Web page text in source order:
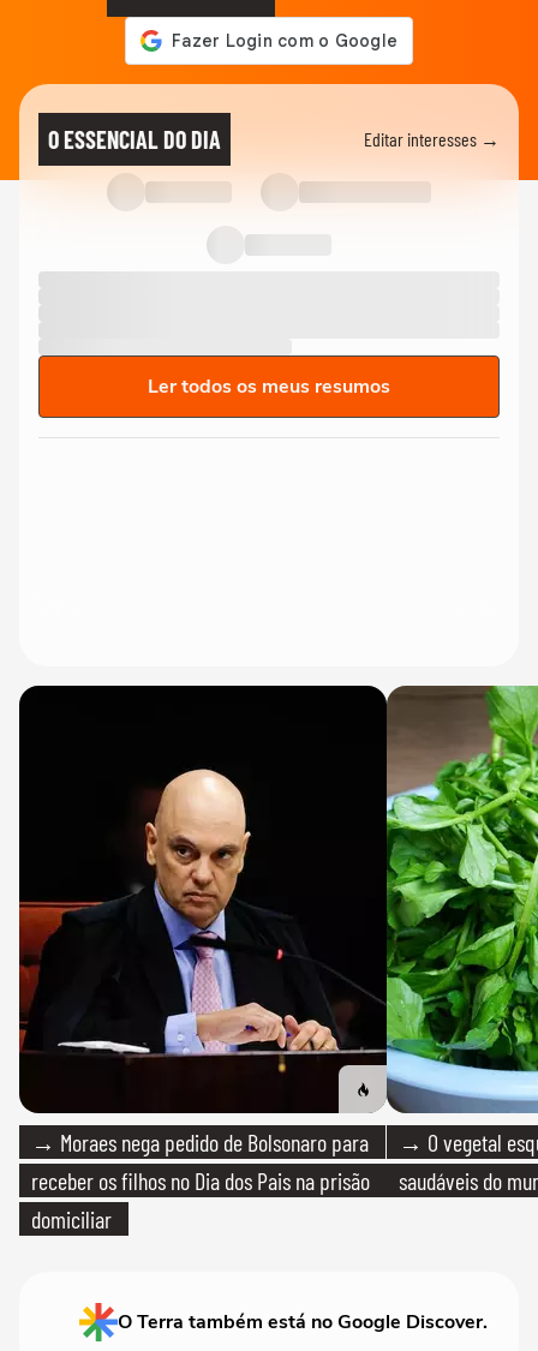
O ESSENCIAL DO DIA Editar interesses →
Ler todos os meus resumos
→ Moraes nega pedido de Bolsonaro para
receber os filhos no Dia dos Pais na prisão
domiciliar
→ O vegetal
saudáveis do
O Terra também está no Google Discover.